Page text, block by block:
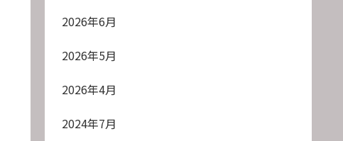
2026年6月
2026年5月
2026年4月
2024年7月